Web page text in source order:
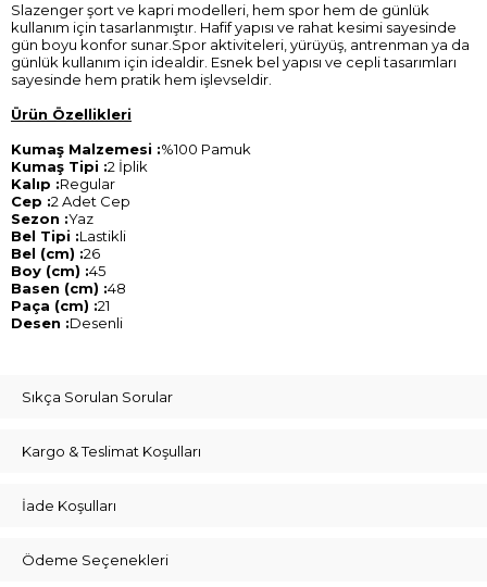
Slazenger şort ve kapri modelleri, hem spor hem de günlük
kullanım için tasarlanmıştır. Hafif yapısı ve rahat kesimi sayesinde
gün boyu konfor sunar.Spor aktiviteleri, yürüyüş, antrenman ya da
günlük kullanım için idealdir. Esnek bel yapısı ve cepli tasarımları
sayesinde hem pratik hem işlevseldir.
Ürün Özellikleri
Kumaş Malzemesi :%100 Pamuk
Kumaş Tipi :2 İplik
Kalıp :Regular
Cep :2 Adet Cep
Sezon :Yaz
Bel Tipi :Lastikli
Bel (cm) :26
Boy (cm) :45
Basen (cm) :48
Paça (cm) :21
Desen :Desenli
Sıkça Sorulan Sorular
Kargo & Teslimat Koşulları
İade Koşulları
Ödeme Seçenekleri